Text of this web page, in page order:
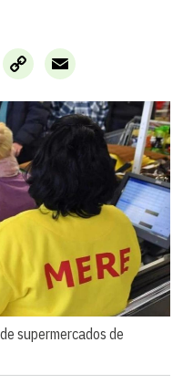
Copy
Link
Email
supermercados de